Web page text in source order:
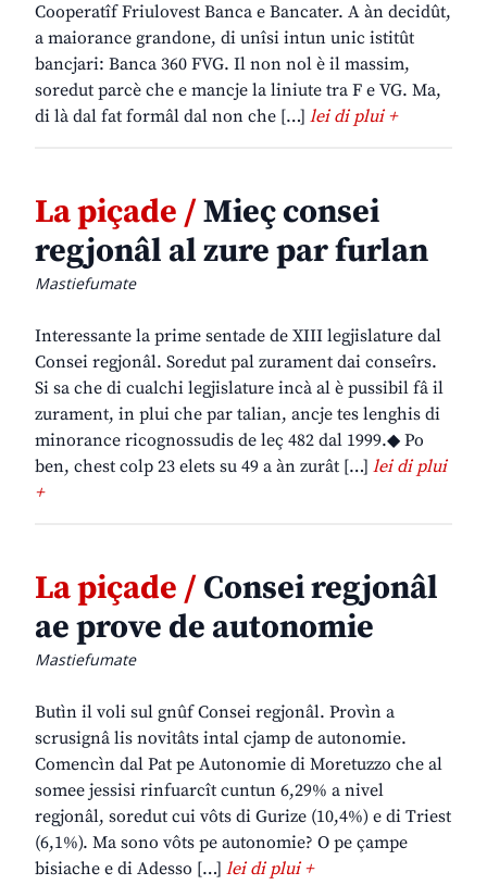
Cooperatîf Friulovest Banca e Bancater. A àn decidût,
a maiorance grandone, di unîsi intun unic istitût
bancjari: Banca 360 FVG. Il non nol è il massim,
soredut parcè che e mancje la liniute tra F e VG. Ma,
di là dal fat formâl dal non che […] lei di plui +
La piçade /Mieç consei
regjonâl al zure par furlan
Mastiefumate
Interessante la prime sentade de XIII legjislature dal
Consei regjonâl. Soredut pal zurament dai conseîrs.
Si sa che di cualchi legjislature incà al è pussibil fâ il
zurament, in plui che par talian, ancje tes lenghis di
minorance ricognossudis de leç 482 dal 1999.◆ Po
ben, chest colp 23 elets su 49 a àn zurât […] lei di plui
+
La piçade /Consei regjonâl
ae prove de autonomie
Mastiefumate
Butìn il voli sul gnûf Consei regjonâl. Provìn a
scrusignâ lis novitâts intal cjamp de autonomie.
Comencìn dal Pat pe Autonomie di Moretuzzo che al
somee jessisi rinfuarcît cuntun 6,29% a nivel
regjonâl, soredut cui vôts di Gurize (10,4%) e di Triest
(6,1%). Ma sono vôts pe autonomie? O pe çampe
bisiache e di Adesso […] lei di plui +